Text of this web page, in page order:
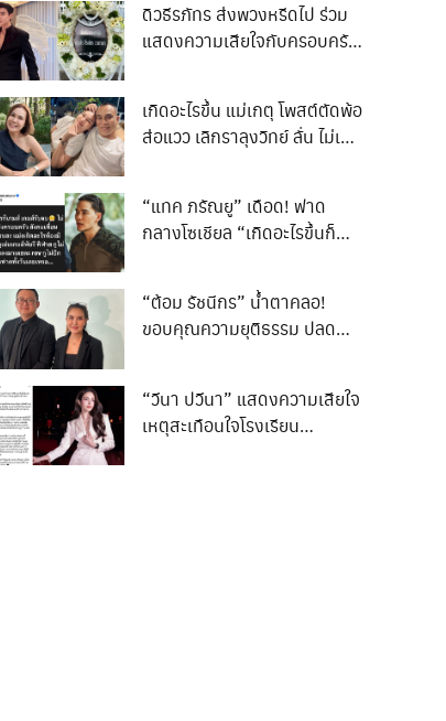
ดิวธีรภัทร ส่งพวงหรีดไป ร่วม
แสดงความเสียใจกับครอบครัว
พวงหรีดเปลี่ยนเป็นอย่างอื่น
เทอไม่มีประโยชน์ จนเกิดดราม่า
เบาๆ
เกิดอะไรขึ้น แม่เกตุ โพสต์ตัดพ้อ
ส่อแวว เลิกราลุงวิทย์ ลั่น ไม่เคย
“แทค ภรัณยู” เดือด! ฟาด
กลางโซเชียล “เกิดอะไรขึ้นก็
“ต้อม รัชนีกร” น้ำตาคลอ!
ขอบคุณความยุติธรรม ปลด
“วีนา ปวีนา” แสดงความเสียใจ
เหตุสะเทือนใจโรงเรียน